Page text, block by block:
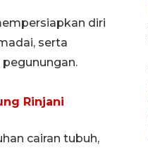
diri
serta
Rinjani
cairan tubuh,